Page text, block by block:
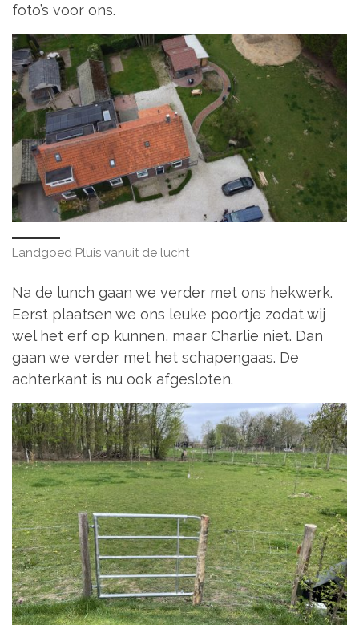
foto’s voor ons.
Landgoed Pluis vanuit de lucht
Na de lunch gaan we verder met ons hekwerk.
Eerst plaatsen we ons leuke poortje zodat wij
wel het erf op kunnen, maar Charlie niet. Dan
gaan we verder met het schapengaas. De
achterkant is nu ook afgesloten.